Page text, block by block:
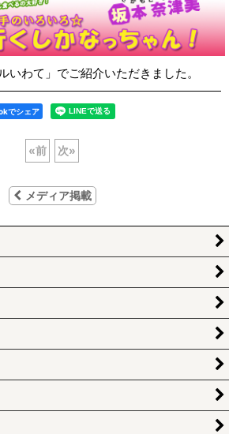
いわて」でご紹介いただきました。
でシェア
«前 次»
メディア掲載